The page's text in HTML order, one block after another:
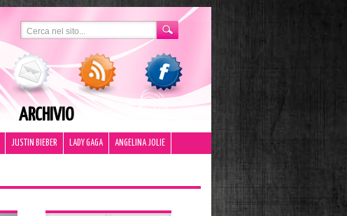
ARCHIVIO
JUSTIN BIEBER LADY GAGA ANGELINA JOLIE